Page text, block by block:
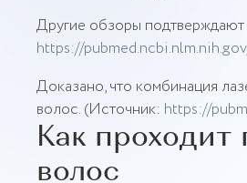
Другие обзоры
https://
Доказано, что комбинация
волос. (Источник: https://
Как проходит
волос